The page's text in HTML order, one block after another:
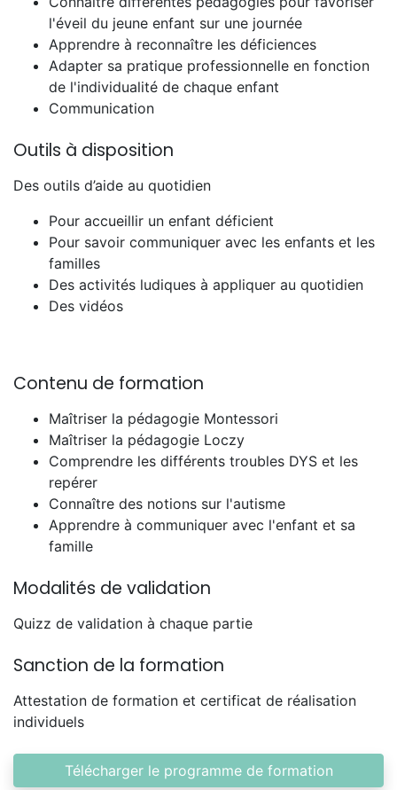
l'éveil du jeune enfant sur une journée
Apprendre à reconnaître les déficiences
Adapter sa pratique professionnelle en fonction
de l'individualité de chaque enfant
Communication
Outils à disposition
Des outils d’aide au quotidien
Pour accueillir un enfant déficient
Pour savoir communiquer avec les enfants et les
familles
Des activités ludiques à appliquer au quotidien
Des vidéos
Contenu de formation
Maîtriser la pédagogie Montessori
Maîtriser la pédagogie Loczy
Comprendre les différents troubles DYS et les
repérer
Connaître des notions sur l'autisme
Apprendre à communiquer avec l'enfant et sa
famille
Modalités de validation
Quizz de validation à chaque partie
Sanction de la formation
Attestation de formation et certificat de réalisation
individuels
Télécharger le programme de formation